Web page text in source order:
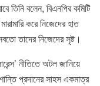
তিনি বলেন, বিএনপির কমিটি
করে নিজেদের হাত
তাদের নিজেদের সৃষ্ট।
নীতিতে অটল জানিয়ে
প্রদানের সাহস একমাত্র